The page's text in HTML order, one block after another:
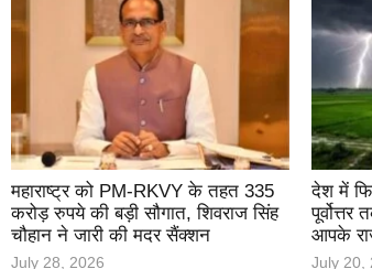
महाराष्ट्र को PM-RKVY के तहत 335
करोड़ रुपये की बड़ी सौगात, शिवराज सिंह
चौहान ने जारी की मदर सैंक्शन
July 28, 2026
देश में
आपके
July 20,